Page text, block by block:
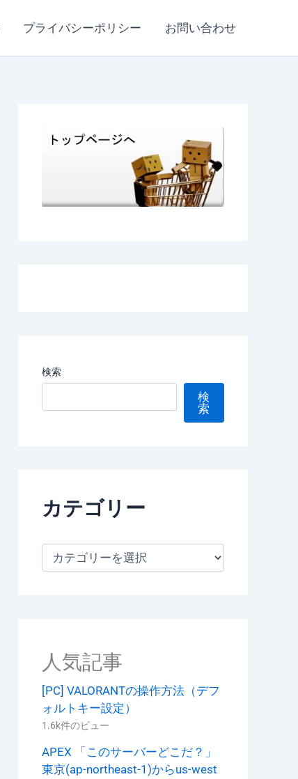
プライバシーポリシー お問い合わせ
検索
検
索
カテゴリー
人気記事
[PC] VALORANTの操作方法（デフ
ォルトキー設定）
1.6k件のビュー
APEX 「このサーバーどこだ？」
東京(ap-northeast-1)からus-west